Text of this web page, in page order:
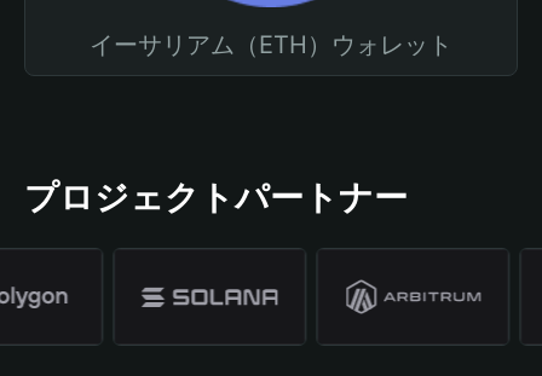
イーサリアム（ETH）ウォレット
プロジェクトパートナー